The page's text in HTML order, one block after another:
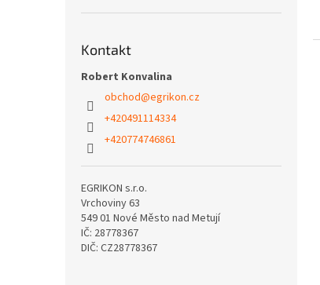
Kontakt
Robert Konvalina
obchod@egrikon.cz
+420491114334
+420774746861
EGRIKON s.r.o.
Vrchoviny 63
549 01 Nové Město nad Metují
IČ: 28778367
DIČ: CZ28778367